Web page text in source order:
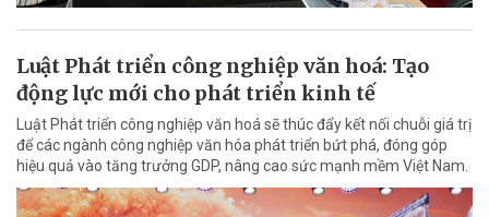
Luật Phát triển công nghiệp văn hoá: Tạo
động lực mới cho phát triển kinh tế
Luật Phát triển công nghiệp văn hoá sẽ thúc đẩy kết nối chuỗi giá trị
để các ngành công nghiệp văn hóa phát triển bứt phá, đóng góp
hiệu quả vào tăng trưởng GDP, nâng cao sức mạnh mềm Việt Nam.